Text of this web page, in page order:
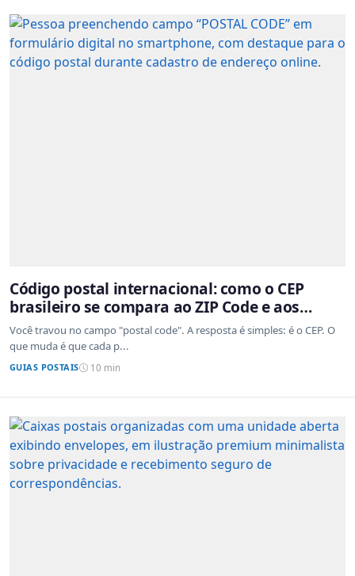
Código postal internacional: como o CEP
brasileiro se compara ao ZIP Code e aos
sistemas de outros países
Você travou no campo "postal code". A resposta é simples: é o CEP. O
que muda é que cada p...
GUIAS POSTAIS 10 min